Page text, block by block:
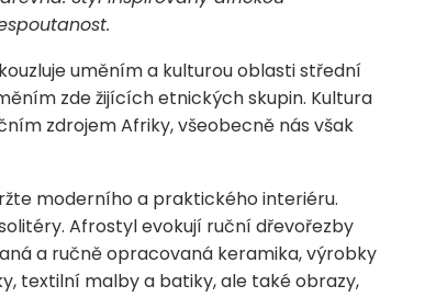
uměním a kulturou oblasti střední
zde žijících etnických skupin. Kultura
zdrojem Afriky, všeobecně nás však
moderního a praktického interiéru.
Afrostyl evokují ruční dřevořezby
a ručně opracovaná keramika, výrobky
textilní malby a batiky, ale také obrazy,